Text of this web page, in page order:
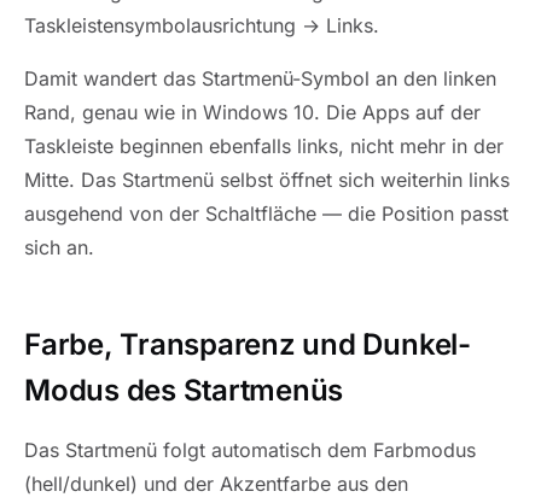
Taskleistensymbolausrichtung → Links.
Damit wandert das Startmenü-Symbol an den linken
Rand, genau wie in Windows 10. Die Apps auf der
Taskleiste beginnen ebenfalls links, nicht mehr in der
Mitte. Das Startmenü selbst öffnet sich weiterhin links
ausgehend von der Schaltfläche — die Position passt
sich an.
Farbe, Transparenz und Dunkel-
Modus des Startmenüs
Das Startmenü folgt automatisch dem Farbmodus
(hell/dunkel) und der Akzentfarbe aus den